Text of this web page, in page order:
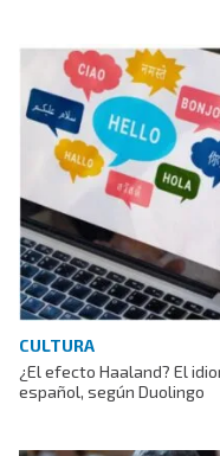
CULTURA
¿El efecto Haaland? El
español, según Duolingo